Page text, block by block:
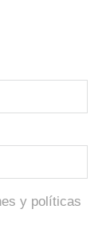
y políticas